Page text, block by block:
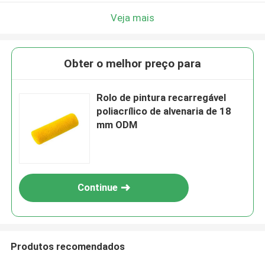
Veja mais
Obter o melhor preço para
Rolo de pintura recarregável
poliacrílico de alvenaria de 18
mm ODM
Continue
Produtos recomendados